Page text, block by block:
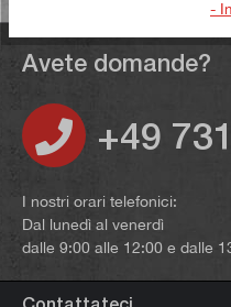
Avete domande?
+49
I nostri orari telefonici:
Dal lunedì al venerdì
dalle 9:00 alle 12:00 e dalle
-